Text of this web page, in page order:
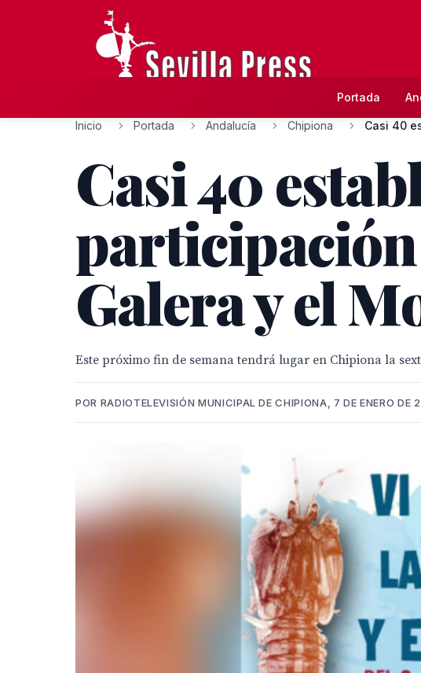
Portada
Inicio Portada Andalucía Chipiona Casi 40
Casi 40
participación
Galera y el
Este próximo fin de semana tendrá lugar en Chipiona la
POR RADIOTELEVISIÓN MUNICIPAL DE CHIPIONA, 7 DE ENERO DE